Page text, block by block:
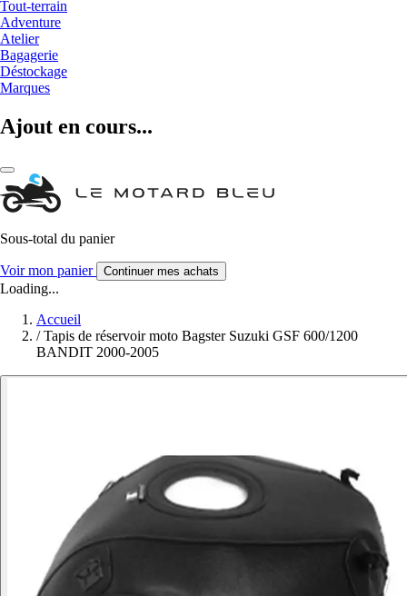
Tout-terrain
Adventure
Atelier
Bagagerie
Déstockage
Marques
Ajout en cours...
Sous-total du panier
Voir mon panier Continuer mes achats
Loading...
Accueil
/ Tapis de réservoir moto Bagster Suzuki GSF 600/1200
BANDIT 2000-2005